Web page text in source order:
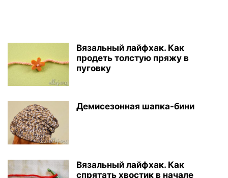
Вязальный лайфхак. Как
продеть толстую пряжу в
пуговку
Демисезонная шапка-бини
Вязальный лайфхак. Как
спрятать хвостик в начале